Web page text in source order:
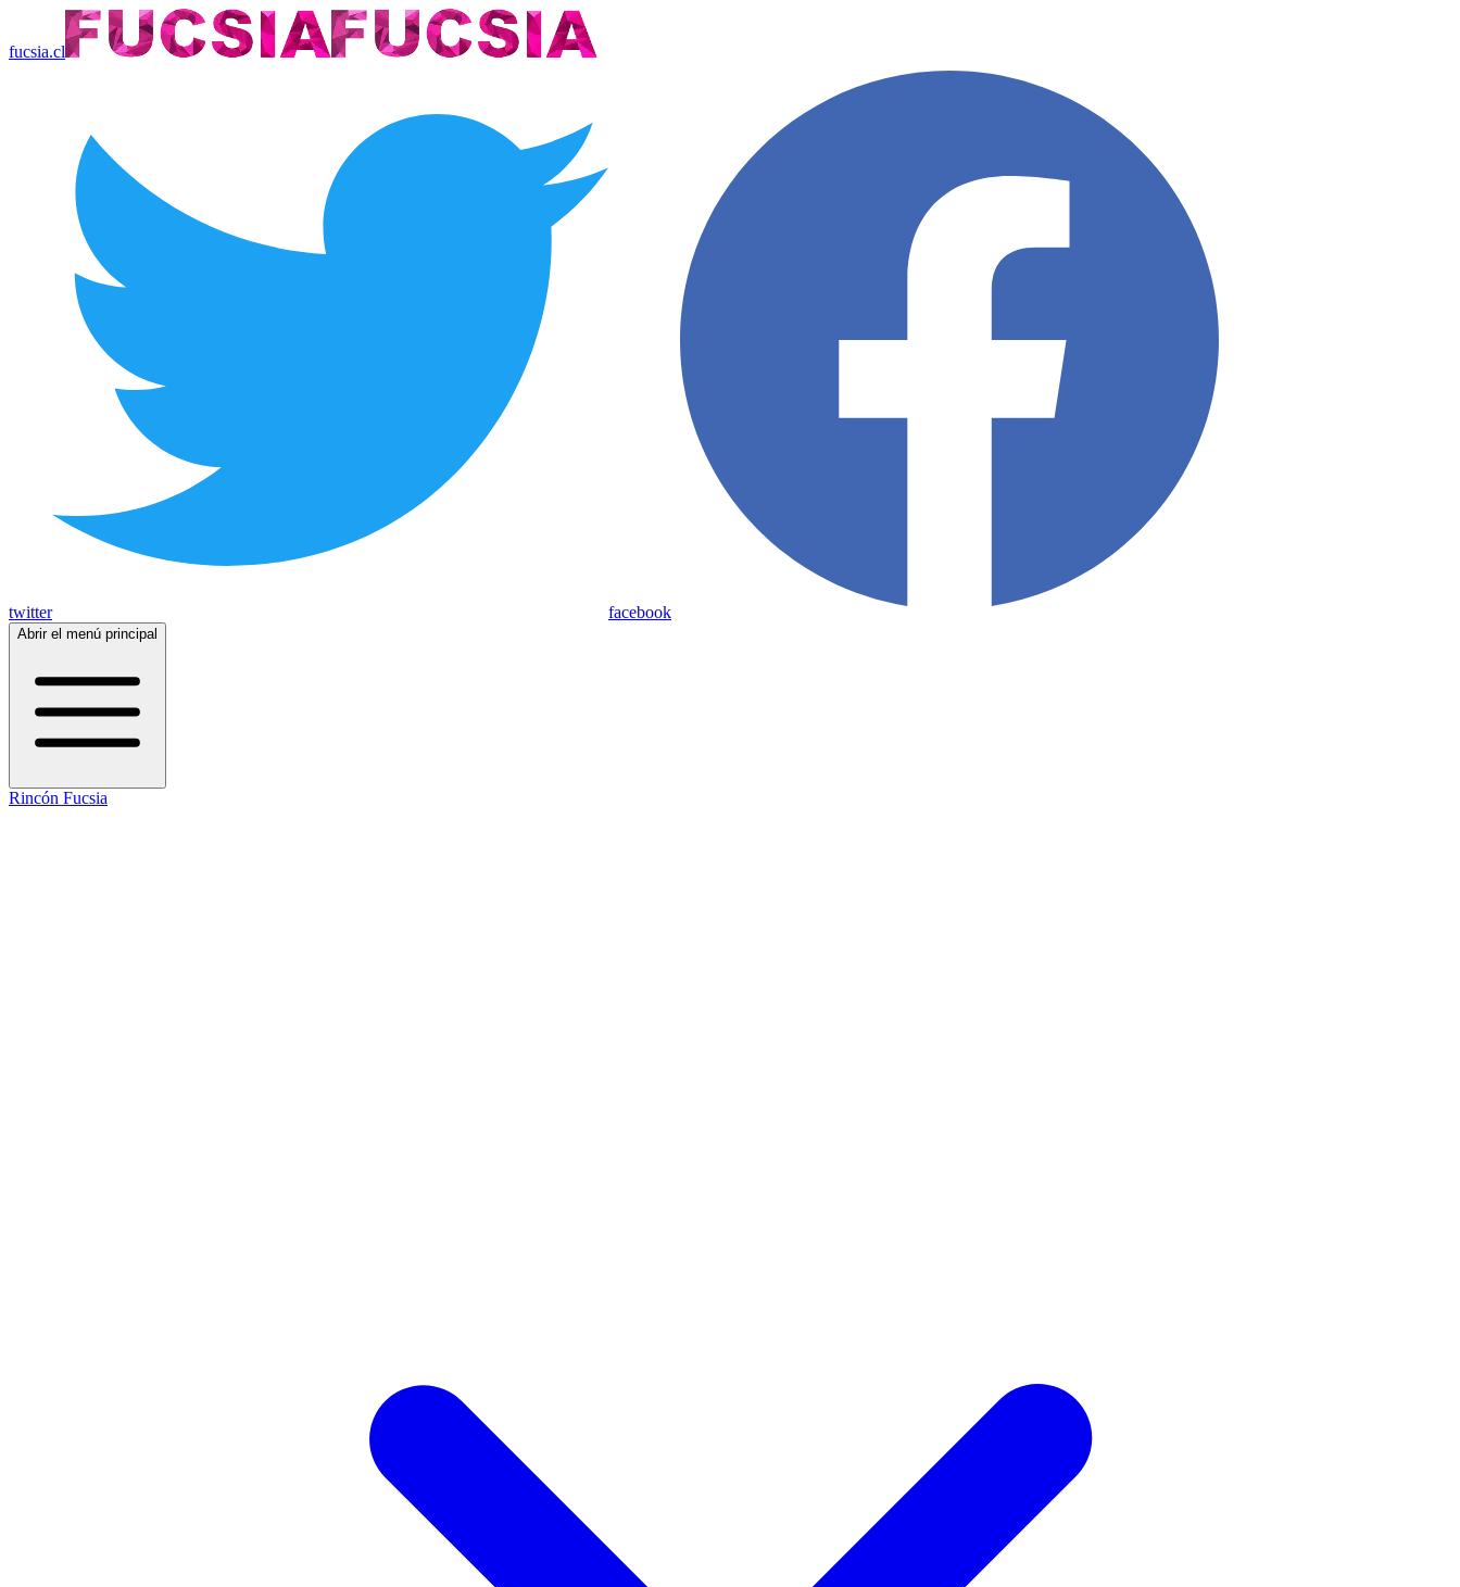
fucsia.cl
twitter facebook
Abrir el menú principal
Rincón Fucsia